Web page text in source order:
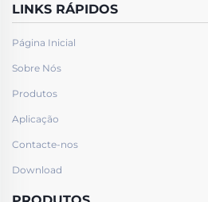
LINKS RÁPIDOS
Página Inicial
Sobre Nós
Produtos
Aplicação
Contacte-nos
Download